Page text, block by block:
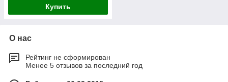
Купить
О нас
Рейтинг не сформирован
Менее 5 отзывов за последний год